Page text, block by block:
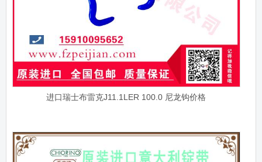
进口瑞士布雷克J11.1LER 100.0 尼龙钩价格